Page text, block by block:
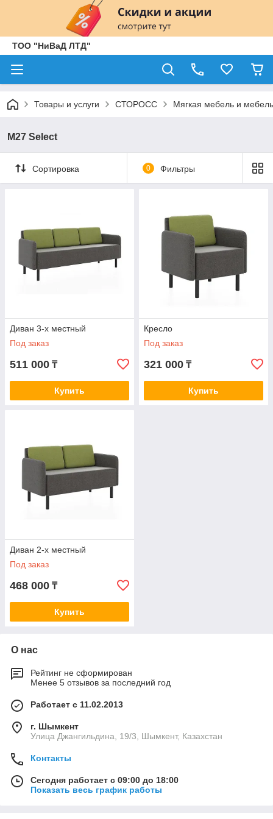
ТОО "НиВаД ЛТД"
Товары и услуги СТОРОСС Мягкая мебель и
М27 Select
Сортировка 0 Фильтры
Диван 3-х местный
Под заказ
511 000 ₸
Купить
Кресло
Под заказ
321 000 ₸
Купить
Диван 2-х местный
Под заказ
468 000 ₸
Купить
О нас
Рейтинг не сформирован
Менее 5 отзывов за последний год
Работает с 11.02.2013
г. Шымкент
Улица Джангильдина, 19/3, Шымкент, Казахстан
Контакты
Сегодня работает с 09:00 до 18:00
Показать весь график работы